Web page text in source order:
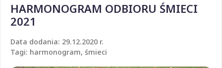
HARMONOGRAM ODBIORU ŚMIECI
2021
Data dodania: 29.12.2020 r.
Tagi: harmonogram, śmieci